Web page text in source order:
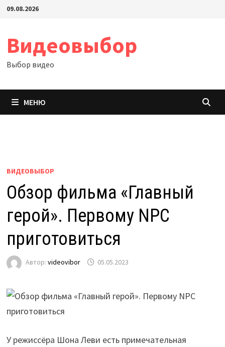
Перейти
09.08.2026
Видеовыбор
Выбор видео
МЕНЮ
ВИДЕОВЫБОР
Обзор фильма «Главный
герой». Первому NPC
приготовиться
Автор: videovibor 05.05.2023
У режиссёра Шона Леви есть примечательная